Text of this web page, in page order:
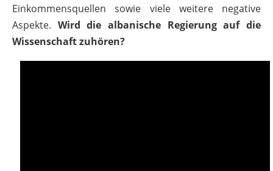
Einkommensquellen sowie viele weitere negative
Aspekte. Wird die albanische Regierung auf die
Wissenschaft zuhören?